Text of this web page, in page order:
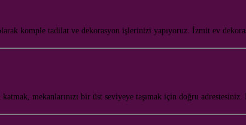
komple tadilat ve dekorasyon işlerinizi yapıyoruz. İzmit ev
mekanlarınızı bir üst seviyeye taşımak için doğru